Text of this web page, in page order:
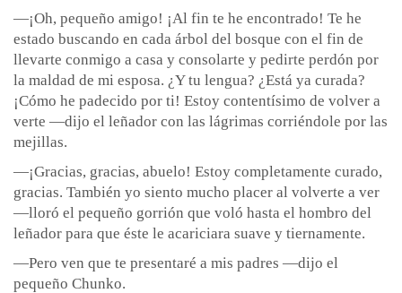
—¡Oh, pequeño amigo! ¡Al fin te he encontrado! Te he
estado buscando en cada árbol del bosque con el fin de
llevarte conmigo a casa y consolarte y pedirte perdón por
la maldad de mi esposa. ¿Y tu lengua? ¿Está ya curada?
¡Cómo he padecido por ti! Estoy contentísimo de volver a
verte —dijo el leñador con las lágrimas corriéndole por las
mejillas.
—¡Gracias, gracias, abuelo! Estoy completamente curado,
gracias. También yo siento mucho placer al volverte a ver
—lloró el pequeño gorrión que voló hasta el hombro del
leñador para que éste le acariciara suave y tiernamente.
—Pero ven que te presentaré a mis padres —dijo el
pequeño Chunko.